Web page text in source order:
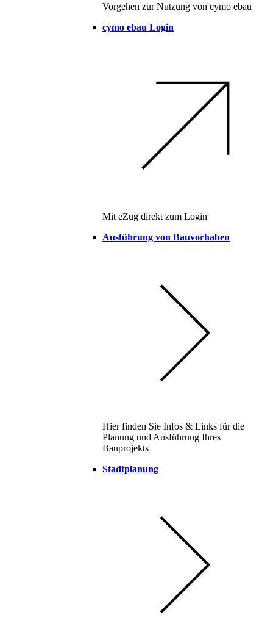
Vorgehen zur Nutzung von cymo ebau
cymo ebau Login
Mit eZug direkt zum Login
Ausführung von Bauvorhaben
Hier finden Sie Infos & Links für die
Planung und Ausführung Ihres
Bauprojekts
Stadtplanung